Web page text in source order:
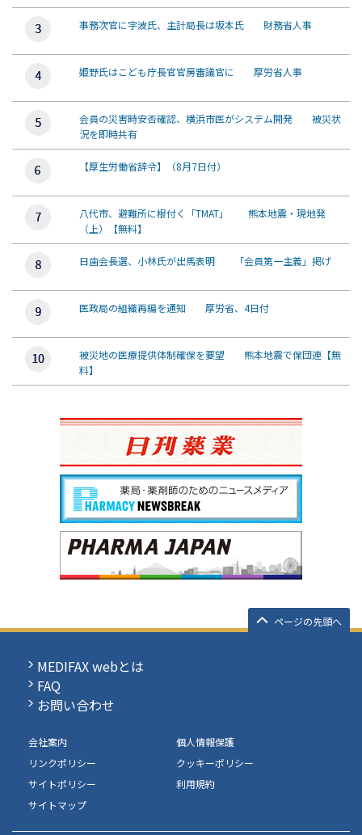
事務次官に宇波氏、主計局長は坂本氏 財務省人事
姫野氏はこども庁長官官房審議官に 厚労省人事
会員の災害時安否確認、横浜市医がシステム開発 被災状
況を即時共有
【厚生労働省辞令】（8月7日付）
八代市、避難所に根付く「TMAT」 熊本地震・現地発
（上）【無料】
日歯会長選、小林氏が出馬表明 「会員第一主義」掲げ
医政局の組織再編を通知 厚労省、4日付
被災地の医療提供体制確保を要望 熊本地震で保団連【無
料】
ページの先頭へ
MEDIFAX webとは
FAQ
お問い合わせ
会社案内
個人情報保護
リンクポリシー
クッキーポリシー
サイトポリシー
利用規約
サイトマップ